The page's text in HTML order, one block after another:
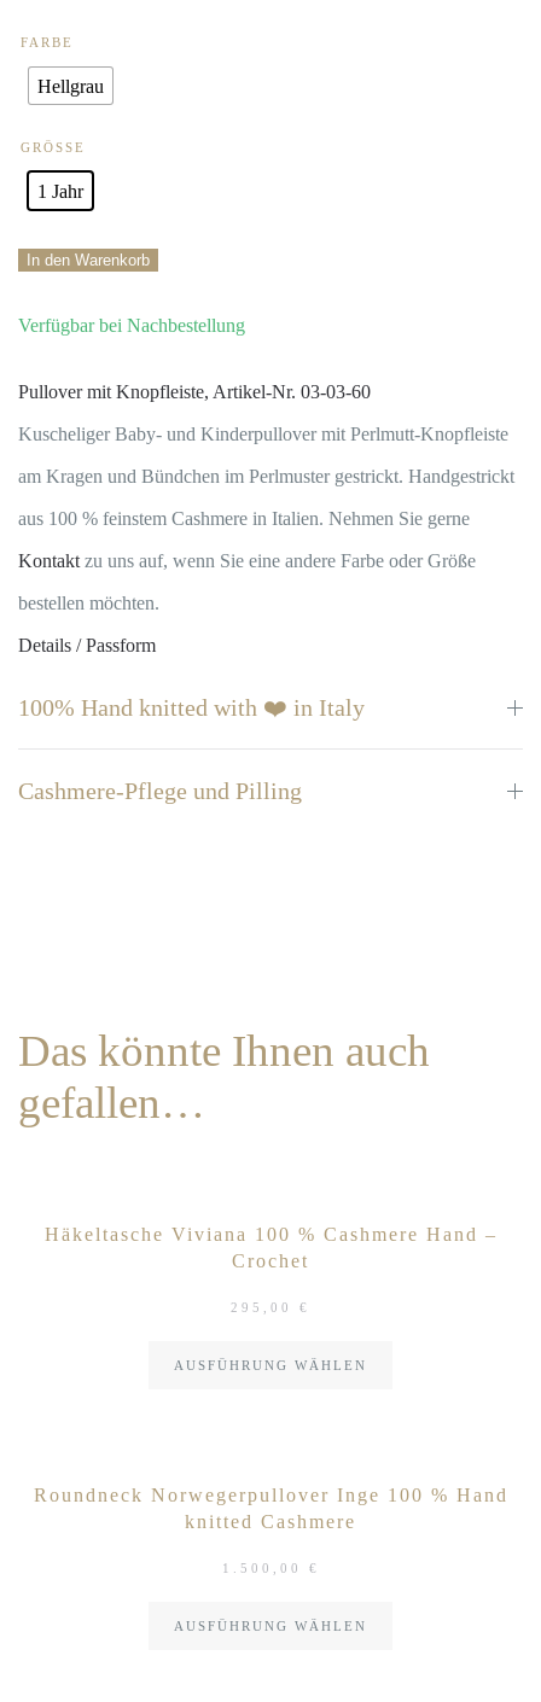
FARBE
Hellgrau
GRÖSSE
1 Jahr
Pullover
Knopfleiste100
%
Hand
knitted
Cashmere
Menge
In den Warenkorb
Verfügbar bei Nachbestellung
Pullover mit Knopfleiste, Artikel-Nr. 03-03-60
Kuscheliger Baby- und Kinderpullover mit Perlmutt-Knopfleiste
am Kragen und Bündchen im Perlmuster gestrickt. Handgestrickt
aus 100 % feinstem Cashmere in Italien. Nehmen Sie gerne
Kontakt zu uns auf, wenn Sie eine andere Farbe oder Größe
bestellen möchten.
Details / Passform
100% Hand knitted with ❤️ in Italy
Cashmere-Pflege und Pilling
Das könnte Ihnen auch
gefallen…
Häkeltasche Viviana 100 % Cashmere Hand –
Crochet
295,00 €
AUSFÜHRUNG WÄHLEN
Roundneck Norwegerpullover Inge 100 % Hand
knitted Cashmere
1.500,00 €
AUSFÜHRUNG WÄHLEN